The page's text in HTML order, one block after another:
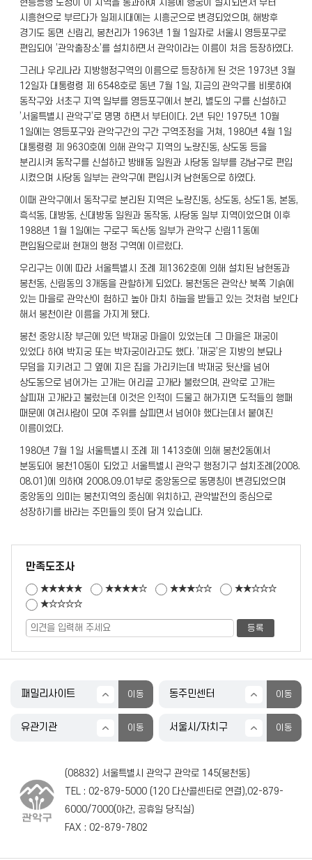
현릉능행 노정이 이 지역을 통과하여 시흥에 행궁이 설치되면서 부터
시흥현으로 부르다가 일제시대에는 시흥군으로 변경되었으며, 해방후
경기도 동면 신림리, 봉천리가 1963년 1월 1일자로 서울시 영등포구로
편입되어 ’관악출장소’를 설치하면서 관악이라는 이름이 처음 등장하였다.
그러나 우리나라 지방행정구역의 이름으로 등장하게 된 것은 1973년 3월
12일자 대통령령 제 6548호로 동년 7월 1일, 지금의 관악구를 비롯하여
동작구와 서초구 지역 일부를 영등포구에서 분리, 별도의 구를 신설하고
’서울특별시 관악구’로 명명 하면서 부터이다. 2년 뒤인 1975년 10월
1일에는 영등포구와 관악구간의 구간 구역조정을 거쳐, 1980년 4월 1일
대통령령 제 9630호에 의해 관악구 지역의 노량진동, 상도동 등을
분리시켜 동작구를 신설하고 방배동 일원과 사당동 일부를 강남구로 편입
시켰으며 사당동 일부는 관악구에 편입시켜 남현동으로 하였다.
이때 관악구에서 동작구로 분리된 지역은 노량진동, 상도동, 상도1동, 본동,
흑석동, 대방동, 신대방동 일원과 동작동, 사당동 일부 지역이었으며 이후
1988년 1월 1일에는 구로구 독산동 일부가 관악구 신림11동에
편입됨으로써 현재의 행정 구역에 이르렀다.
우리구는 이에 따라 서울특별시 조례 제1362호에 의해 설치된 남현동과
봉천동, 신림동의 3개동을 관할하게 되었다. 봉천동은 관악산 북쪽 기슭에
있는 마을로 관악산이 험하고 높아 마치 하늘을 받들고 있는 것처럼 보인다
해서 봉천이란 이름을 가지게 됐다.
봉천 중앙시장 부근에 있던 박재궁 마을이 있었는데 그 마을은 재궁이
있었다 하여 박지궁 또는 박자궁이라고도 했다. ’재궁’은 지방의 분묘나
무덤을 지키려고 그 옆에 지은 집을 가리키는데 박재궁 뒷산을 넘어
상도동으로 넘어가는 고개는 어리골 고개라 불렀으며, 관악로 고개는
살피재 고개라고 불렀는데 이것은 인적이 드물고 해가지면 도적들의 행패
때문에 여러사람이 모여 주위를 살피면서 넘어야 했다는데서 붙여진
이름이었다.
1980년 7월 1일 서울특별시 조례 제 1413호에 의해 봉천2동에서
분동되어 봉천10동이 되었고 서울특별시 관악구 행정기구 설치조례(2008.
08.01)에 의하여 2008.09.01부로 중앙동으로 동명칭이 변경되었으며
중앙동의 의미는 봉천지역의 중심에 위치하고, 관악발전의 중심으로
성장하기를 바라는 주민들의 뜻이 담겨 있습니다.
만족도조사
★★★★★ ★★★★☆ ★★★☆☆
★★☆☆☆
★☆☆☆☆
(08832) 서울특별시 관악구 관악로 145(봉천동)
TEL : 02-879-5000(120다산콜센터로 연결),02-879-
6000/ 7000(야간, 공휴일 당직실)
FAX : 02-879-7802